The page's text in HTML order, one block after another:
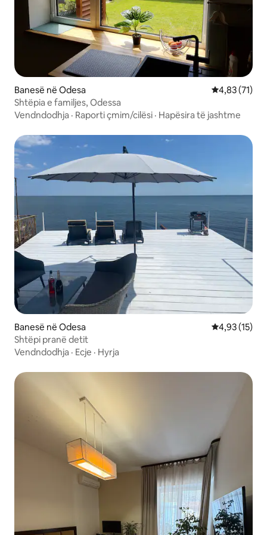
Banesë në Odesa Vlerësimi
4,83 (71)
Shtëpia e familjes, Odessa
Vendndodhja · Raporti çmim/cilësi · Hapësira të jashtme
Banesë në Odesa Vlerësimi
4,93 (15)
Shtëpi pranë detit
Vendndodhja · Ecje · Hyrja